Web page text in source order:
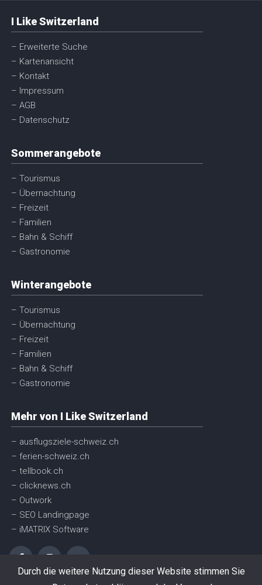
I Like Switzerland
– Erweiterte Suche
– Kartenansicht
– Kontakt
– Impressum
– AGB
– Datenschutz
Sommerangebote
– Tourismus
– Übernachtung
– Freizeit
– Familien
– Bahn & Schiff
– Gastronomie
Winterangebote
– Tourismus
– Übernachtung
– Freizeit
– Familien
– Bahn & Schiff
– Gastronomie
Mehr von I Like Switzerland
– ausflugsziele-schweiz.ch
– ferien-schweiz.ch
– tellbook.ch
– clicknews.ch
– Outwork
– SEO Landingpage
– iMATRIX Software
Durch die weitere Nutzung dieser Website stimmen Sie